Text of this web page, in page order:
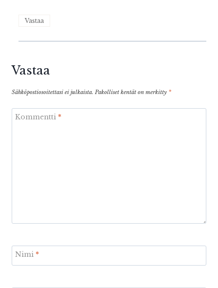
Vastaa
Vastaa
Sähköpostiosoitettasi ei julkaista. Pakolliset kentät on merkitty *
Kommentti *
Nimi *